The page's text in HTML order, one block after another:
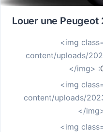
<img
content/uploads/
</img> :
<img
content/uploads/
</
<img